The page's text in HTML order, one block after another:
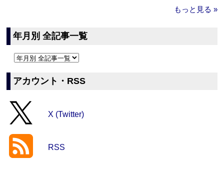
もっと見る »
年月別 全記事一覧
アカウント・RSS
X (Twitter)
RSS